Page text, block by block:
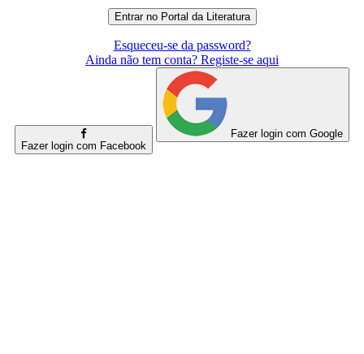
Esqueceu-se da password?
Ainda não tem conta? Registe-se aqui
Fazer login com Facebook
Fazer login com Google